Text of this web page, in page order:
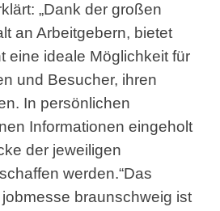
„Dank der großen
an Arbeitgebern, bietet
eine ideale Möglichkeit für
und Besucher, ihren
In persönlichen
Informationen eingeholt
der jeweiligen
werden.“Das
braunschweig ist